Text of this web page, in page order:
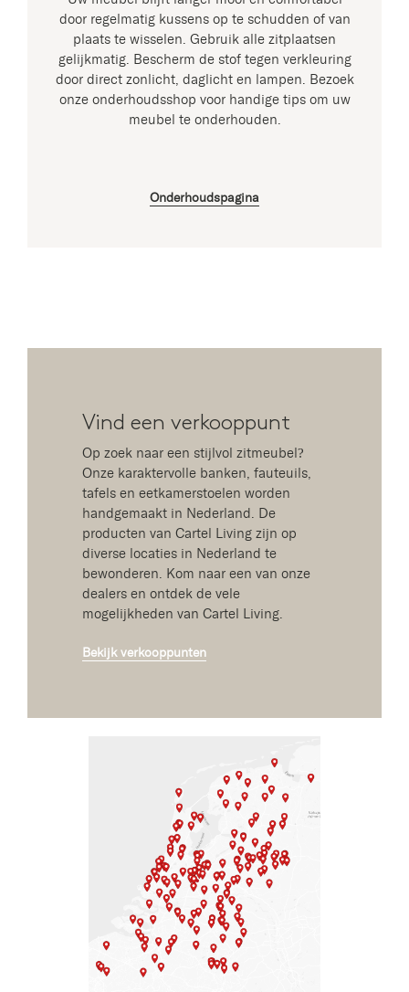
door regelmatig kussens op te schudden of van
plaats te wisselen. Gebruik alle zitplaatsen
gelijkmatig. Bescherm de stof tegen verkleuring
door direct zonlicht, daglicht en lampen. Bezoek
onze onderhoudsshop voor handige tips om uw
meubel te onderhouden.
Onderhoudspagina
Vind een verkooppunt
Op zoek naar een stijlvol zitmeubel?
Onze karaktervolle banken, fauteuils,
tafels en eetkamerstoelen worden
handgemaakt in Nederland. De
producten van Cartel Living zijn op
diverse locaties in Nederland te
bewonderen. Kom naar een van onze
dealers en ontdek de vele
mogelijkheden van Cartel Living.
Bekijk verkooppunten